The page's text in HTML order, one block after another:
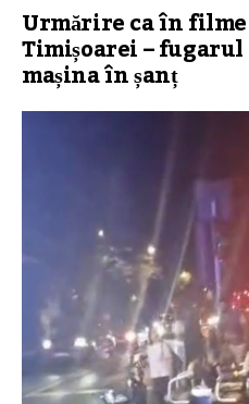
Urmărire ca în
Timișoarei –
mașina în șanț